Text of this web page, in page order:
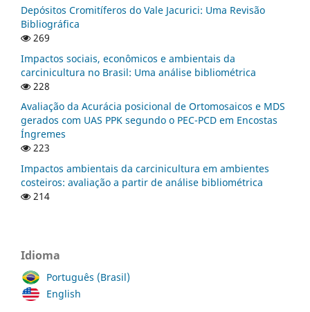
Depósitos Cromitíferos do Vale Jacurici: Uma Revisão
Bibliográfica
269
Impactos sociais, econômicos e ambientais da
carcinicultura no Brasil: Uma análise bibliométrica
228
Avaliação da Acurácia posicional de Ortomosaicos e MDS
gerados com UAS PPK segundo o PEC-PCD em Encostas
Íngremes
223
Impactos ambientais da carcinicultura em ambientes
costeiros: avaliação a partir de análise bibliométrica
214
Idioma
Português (Brasil)
English